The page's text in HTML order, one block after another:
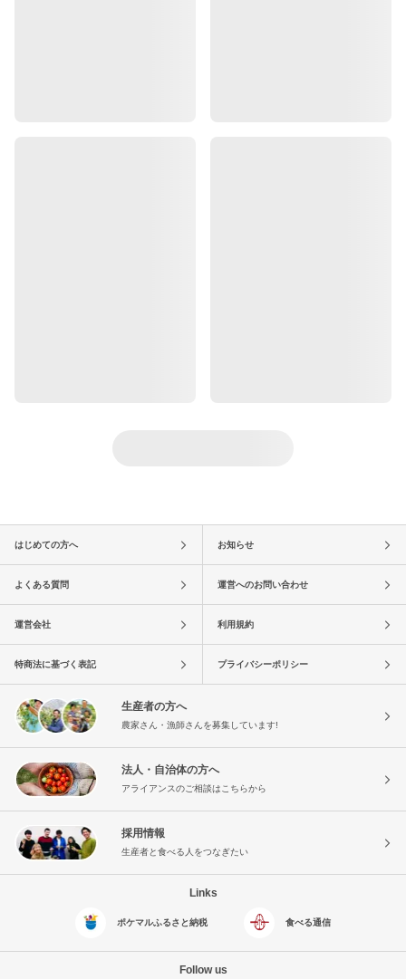
はじめての方へ お知らせ
よくある質問 運営へのお問い合わせ
運営会社 利用規約
特商法に基づく表記 プライバシーポリシー
生産者の方へ
農家さん・漁師さんを募集しています!
法人・自治体の方へ
アライアンスのご相談はこちらから
採用情報
生産者と食べる人をつなぎたい
Links
ポケマルふるさと納税 食べる通信
Follow us